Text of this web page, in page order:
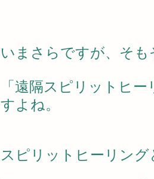
いまさらですが、そも
「遠隔スピリットヒ
すよね。
スピリットヒーリング